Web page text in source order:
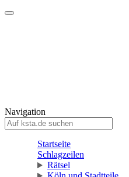
Navigation
Startseite
Schlagzeilen
Rätsel